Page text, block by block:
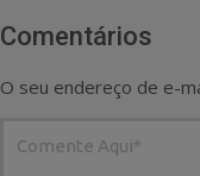
Comentários
O seu endereço de e-